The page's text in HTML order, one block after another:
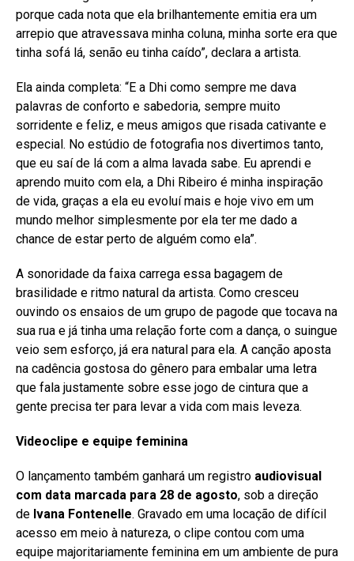
porque cada nota que ela brilhantemente emitia era um
arrepio que atravessava minha coluna, minha sorte era que
tinha sofá lá, senão eu tinha caído”, declara a artista.
Ela ainda completa: “E a Dhi como sempre me dava
palavras de conforto e sabedoria, sempre muito
sorridente e feliz, e meus amigos que risada cativante e
especial. No estúdio de fotografia nos divertimos tanto,
que eu saí de lá com a alma lavada sabe. Eu aprendi e
aprendo muito com ela, a Dhi Ribeiro é minha inspiração
de vida, graças a ela eu evoluí mais e hoje vivo em um
mundo melhor simplesmente por ela ter me dado a
chance de estar perto de alguém como ela”.
A sonoridade da faixa carrega essa bagagem de
brasilidade e ritmo natural da artista. Como cresceu
ouvindo os ensaios de um grupo de pagode que tocava na
sua rua e já tinha uma relação forte com a dança, o suingue
veio sem esforço, já era natural para ela. A canção aposta
na cadência gostosa do gênero para embalar uma letra
que fala justamente sobre esse jogo de cintura que a
gente precisa ter para levar a vida com mais leveza.
Videoclipe e equipe feminina
O lançamento também ganhará um registro audiovisual
com data marcada para 28 de agosto, sob a direção
de Ivana Fontenelle. Gravado em uma locação de difícil
acesso em meio à natureza, o clipe contou com uma
equipe majoritariamente feminina em um ambiente de pura